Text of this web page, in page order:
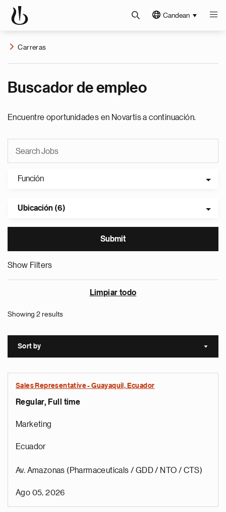
Candean
Carreras
Buscador de empleo
Encuentre oportunidades en Novartis a continuación.
Función
Ubicación (6)
Show Filters
Limpiar todo
Showing 2 results
Sort by Sort
Sales Representative - Guayaquil, Ecuador
Regular, Full time
Marketing
Ecuador
Av. Amazonas (Pharmaceuticals / GDD / NTO / CTS)
Ago 05, 2026